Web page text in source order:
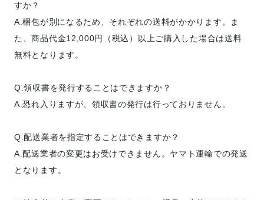
すか？
A.梱包が別になるため、それぞれの送料がかかります。ま
た、商品代金12,000円（税込）以上ご購入した場合は送料
無料となります。
Q.領収書を発行することはできますか？
A.恐れ入りますが、領収書の発行は行っておりません。
Q.配送業者を指定することはできますか？
A.配送業者の変更はお受けできません。ヤマト運輸での発送
となります。